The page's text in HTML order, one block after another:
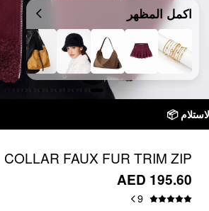
اكمل المظهر
COLLAR FAUX FUR TRIM ZIP
LONG SLEEVE JACKET
AED 195.60
9